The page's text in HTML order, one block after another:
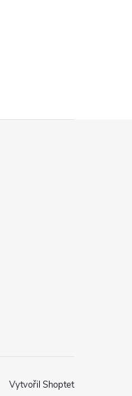
Vytvořil Shoptet